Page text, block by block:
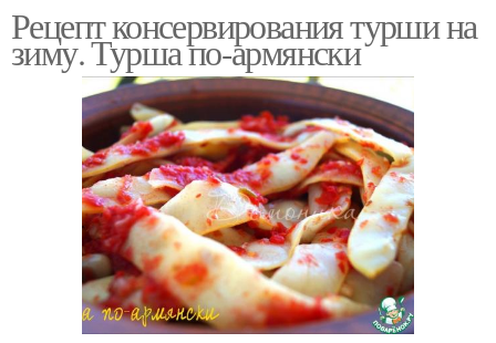
Рецепт консервирования турши на
зиму. Турша по-армянски